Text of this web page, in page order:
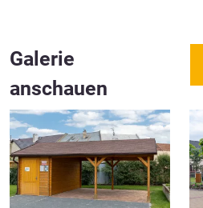
Galerie
anschauen